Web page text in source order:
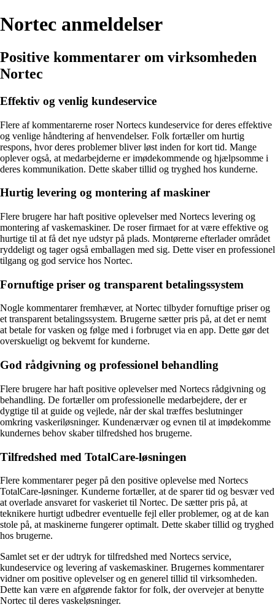
Nortec anmeldelser
Positive kommentarer om virksomheden
Nortec
Effektiv og venlig kundeservice
Flere af kommentarerne roser Nortecs kundeservice for deres effektive
og venlige håndtering af henvendelser. Folk fortæller om hurtig
respons, hvor deres problemer bliver løst inden for kort tid. Mange
oplever også, at medarbejderne er imødekommende og hjælpsomme i
deres kommunikation. Dette skaber tillid og tryghed hos kunderne.
Hurtig levering og montering af maskiner
Flere brugere har haft positive oplevelser med Nortecs levering og
montering af vaskemaskiner. De roser firmaet for at være effektive og
hurtige til at få det nye udstyr på plads. Montørerne efterlader området
ryddeligt og tager også emballagen med sig. Dette viser en professionel
tilgang og god service hos Nortec.
Fornuftige priser og transparent betalingssystem
Nogle kommentarer fremhæver, at Nortec tilbyder fornuftige priser og
et transparent betalingssystem. Brugerne sætter pris på, at det er nemt
at betale for vasken og følge med i forbruget via en app. Dette gør det
overskueligt og bekvemt for kunderne.
God rådgivning og professionel behandling
Flere brugere har haft positive oplevelser med Nortecs rådgivning og
behandling. De fortæller om professionelle medarbejdere, der er
dygtige til at guide og vejlede, når der skal træffes beslutninger
omkring vaskeriløsninger. Kundenærvær og evnen til at imødekomme
kundernes behov skaber tilfredshed hos brugerne.
Tilfredshed med TotalCare-løsningen
Flere kommentarer peger på den positive oplevelse med Nortecs
TotalCare-løsninger. Kunderne fortæller, at de sparer tid og besvær ved
at overlade ansvaret for vaskeriet til Nortec. De sætter pris på, at
teknikere hurtigt udbedrer eventuelle fejl eller problemer, og at de kan
stole på, at maskinerne fungerer optimalt. Dette skaber tillid og tryghed
hos brugerne.
Samlet set er der udtryk for tilfredshed med Nortecs service,
kundeservice og levering af vaskemaskiner. Brugernes kommentarer
vidner om positive oplevelser og en generel tillid til virksomheden.
Dette kan være en afgørende faktor for folk, der overvejer at benytte
Nortec til deres vaskeløsninger.